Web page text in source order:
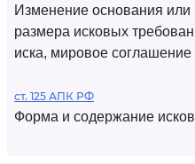
Изменение основания или
размера исковых
иска, мировое соглашение
ст. 125 АПК РФ
Форма и содержание